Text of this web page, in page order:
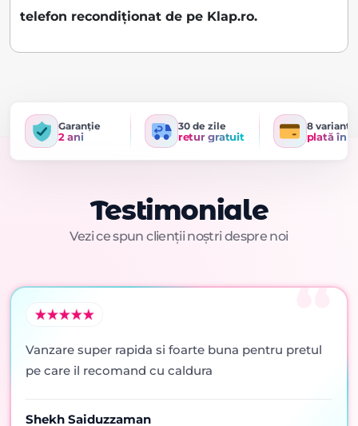
telefon recondiționat de pe Klap.ro.
Garanție
2 ani
30 de zile
retur gratuit
8 variante
plată în
Testimoniale
Vezi ce spun clienții noștri despre noi
Vanzare super rapida si foarte buna pentru pretul
pe care il recomand cu caldura
Shekh Saiduzzaman